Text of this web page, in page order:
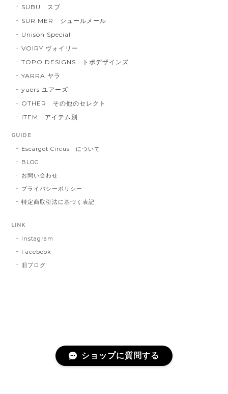
SUBU スブ
SUR MER シュールメール
Unison Special
VOIRY ヴォイリー
TOPO DESIGNS トポデザインズ
YARRA ヤラ
yuers ユアーズ
OTHER その他のセレクト
ITEM アイテム別
GUIDE
Escargot Circus について
BLOG
お問い合わせ
プライバシーポリシー
特定商取引法に基づく表記
LINK
Instagram
Facebook
旧ブログ
ショップに質問する